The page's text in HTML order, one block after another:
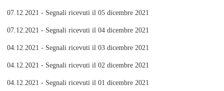
07.12.2021 - Segnali ricevuti il 05 dicembre 2021
07.12.2021 - Segnali ricevuti il 04 dicembre 2021
04.12.2021 - Segnali ricevuti il 03 dicembre 2021
04.12.2021 - Segnali ricevuti il 02 dicembre 2021
04.12.2021 - Segnali ricevuti il 01 dicembre 2021